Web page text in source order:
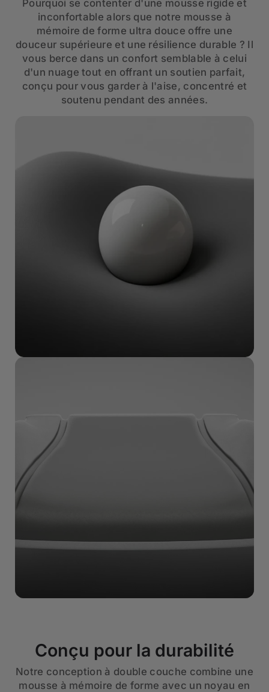
Pourquoi se contenter d'une mousse rigide et
inconfortable alors que notre mousse à
mémoire de forme ultra douce offre une
douceur supérieure et une résilience durable ? Il
vous berce dans un confort semblable à celui
d'un nuage tout en offrant un soutien parfait,
conçu pour vous garder à l'aise, concentré et
soutenu pendant des années.
Conçu pour la durabilité
Notre conception à double couche combine une
mousse à mémoire de forme avec un noyau en